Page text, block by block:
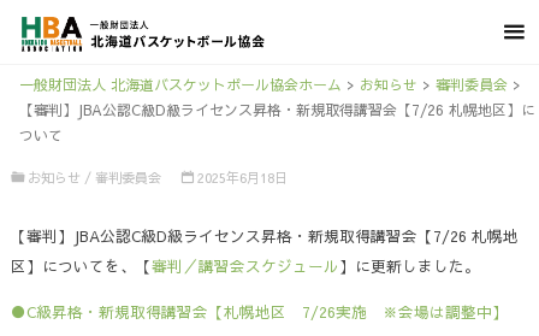
一般財団法人 北海道バスケットボール協会ホーム > お知らせ > 審判委員会>
【審判】JBA公認C級D級ライセンス昇格・新規取得講習会【7/26 札幌地区】に
ついて
お知らせ / 審判委員会 2025年6月18日
【審判】JBA公認C級D級ライセンス昇格・新規取得講習会【7/26 札幌地
区】についてを、【審判／講習会スケジュール】に更新しました。
●C級昇格・新規取得講習会【札幌地区 7/26実施 ※会場は調整中】